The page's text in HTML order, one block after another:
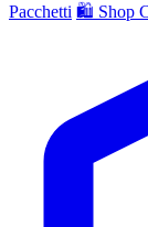
Pacchetti 🛍️ Shop